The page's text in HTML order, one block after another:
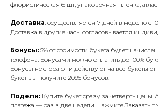
флористическая 6 шт, упаковочная пленка,
Доставка: осуществляется 7 дней в неделю с
Доставка в другие часы согласовывается
Бонусы: 5% от стоимости букета будет
телефона. Бонусами можно оплатить до 100%
Бонусы не сгорают и действуют на все букеты от
букет вы получите 2095 бонусов.
Подели: Купите букет сразу за четверть цены.
платежа — раз в две недели. Нажмите Заказать